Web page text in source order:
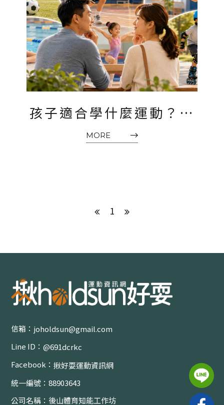
孩子適合學什麼運動？家
長選兒童運動課前可以先
MORE
1
信箱： joholdsun@gmail.com
Line ID：@691dcrkc
Facebook：揪好耍運動資訊網
統一編號：88903643
公司名稱： 後山體育知能工作坊